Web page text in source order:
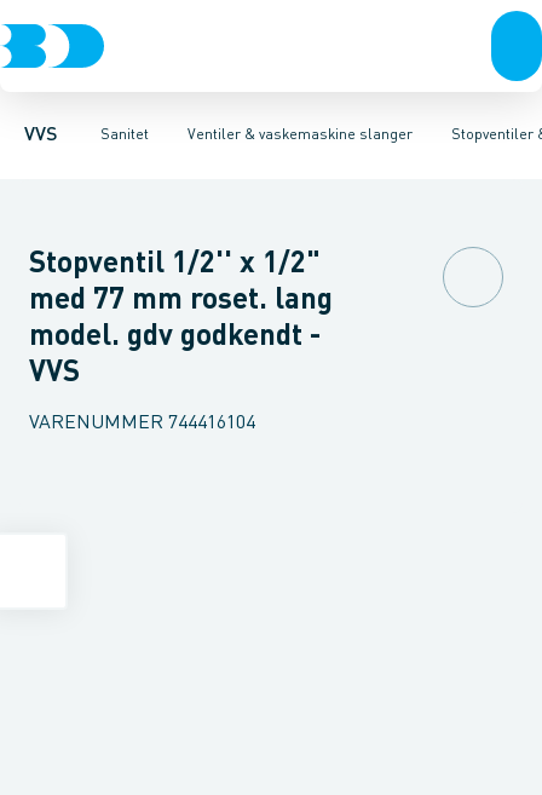
VVS Sanitet
Rør & fittingsPressfittings & rørKuglehaner & ventilerAfløb
Ventiler & vaskemaskine slanger
Toiletter, sæder og cisternerVaskeArmaturerBrusereStopventiler
Servanteventiler Stopventiler & kuglehanerAftapventiler &
Stopventil 1/2'' x 1/2"
med 77 mm roset. lang
model. gdv godkendt -
VVS
VARENUMMER 744416104